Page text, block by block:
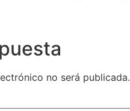
no será publicada.